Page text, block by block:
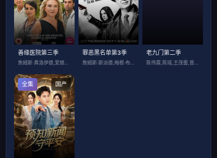
善缘医院第三季 罪恶黑名单第3季
詹姆斯·斯派德,梅根·布恩,迪亚哥·克莱
老九门第二季
国产
全集